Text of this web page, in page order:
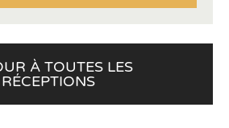
À TOUTES LES
RÉCEPTIONS